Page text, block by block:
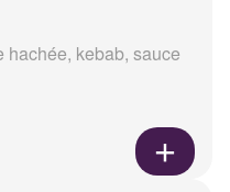
hachée, kebab, sauce